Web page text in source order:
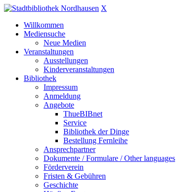
X
Willkommen
Mediensuche
Neue Medien
Veranstaltungen
Ausstellungen
Kinderveranstaltungen
Bibliothek
Impressum
Anmeldung
Angebote
ThueBIBnet
Service
Bibliothek der Dinge
Bestellung Fernleihe
Ansprechpartner
Dokumente / Formulare / Other languages
Förderverein
Fristen & Gebühren
Geschichte